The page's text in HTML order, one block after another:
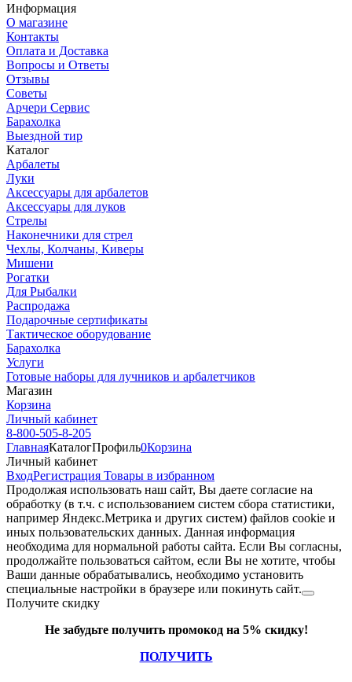
Информация
О магазине
Контакты
Оплата и Доставка
Вопросы и Ответы
Отзывы
Советы
Арчери Сервис
Барахолка
Выездной тир
Каталог
Арбалеты
Луки
Аксессуары для арбалетов
Аксессуары для луков
Стрелы
Наконечники для стрел
Чехлы, Колчаны, Киверы
Мишени
Рогатки
Для Рыбалки
Распродажа
Подарочные сертификаты
Тактическое оборудование
Барахолка
Услуги
Готовые наборы для лучников и арбалетчиков
Магазин
Корзина
Личный кабинет
8-800-505-8-205
ГлавнаяКаталогПрофиль0Корзина
Личный кабинет
ВходРегистрация Товары в избранном
Продолжая использовать наш cайт, Вы даете согласие на
обработку (в т.ч. с использованием систем сбора статистики,
например Яндекс.Метрика и других систем) файлов cookie и
иных пользовательских данных. Данная информация
необходима для нормальной работы сайта. Если Вы согласны,
продолжайте пользоваться сайтом, если Вы не хотите, чтобы
Ваши данные обрабатывались, необходимо установить
специальные настройки в браузере или покинуть сайт.
Получите скидку
Не забудьте получить промокод на 5% скидку!
ПОЛУЧИТЬ